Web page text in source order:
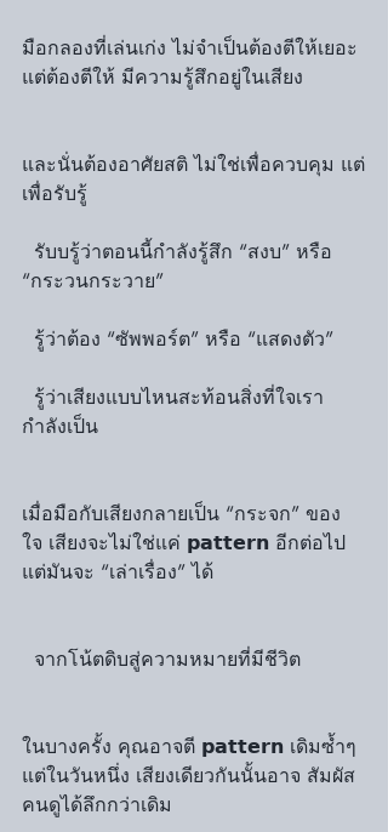
มือกลองที่เล่นเก่ง ไม่จำเป็นต้องตีให้เยอะ
แต่ต้องตีให้ มีความรู้สึกอยู่ในเสียง
และนั่นต้องอาศัยสติ ไม่ใช่เพื่อควบคุม แต่
เพื่อรับรู้
รับบรู้ว่าตอนนี้กำลังรู้สึก “สงบ” หรือ
“กระวนกระวาย”
รู้ว่าต้อง “ซัพพอร์ต” หรือ “แสดงตัว”
รู้ว่าเสียงแบบไหนสะท้อนสิ่งที่ใจเรา
กำลังเป็น
เมื่อมือกับเสียงกลายเป็น “กระจก” ของ
ใจ เสียงจะไม่ใช่แค่ 𝗽𝗮𝘁𝘁𝗲𝗿𝗻 อีกต่อไป
แต่มันจะ “เล่าเรื่อง” ได้
จากโน้ตดิบสู่ความหมายที่มีชีวิต
ในบางครั้ง คุณอาจตี 𝗽𝗮𝘁𝘁𝗲𝗿𝗻 เดิมซ้ำๆ
แต่ในวันหนึ่ง เสียงเดียวกันนั้นอาจ สัมผัส
คนดูได้ลึกกว่าเดิม